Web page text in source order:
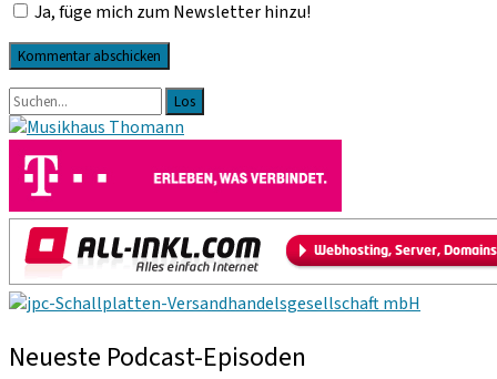
Ja, füge mich zum Newsletter hinzu!
Primäre
Sidebar
Suche
nach:
Neueste Podcast-Episoden